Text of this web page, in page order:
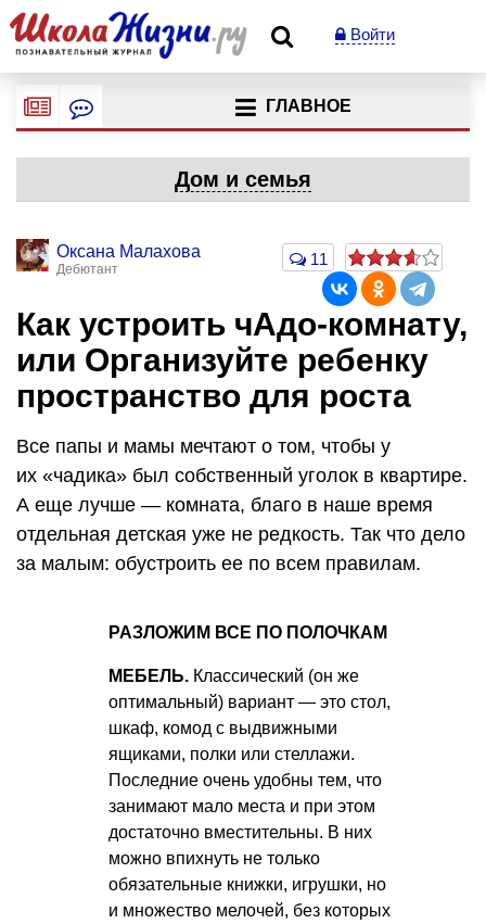
Войти
ГЛАВНОЕ
Дом и семья
Оксана Малахова
Дебютант
11
Как устроить чАдо-комнату,
или Организуйте ребенку
пространство для роста
Все папы и мамы мечтают о том, чтобы у
их «чадика» был собственный уголок в квартире.
А еще лучше — комната, благо в наше время
отдельная детская уже не редкость. Так что дело
за малым: обустроить ее по всем правилам.
РАЗЛОЖИМ ВСЕ ПО ПОЛОЧКАМ
МЕБЕЛЬ. Классический (он же
оптимальный) вариант — это стол,
шкаф, комод с выдвижными
ящиками, полки или стеллажи.
Последние очень удобны тем, что
занимают мало места и при этом
достаточно вместительны. В них
можно впихнуть не только
обязательные книжки, игрушки, но
и множество мелочей, без которых